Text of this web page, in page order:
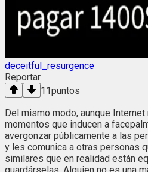
deceitful_resurgence
Reportar
11puntos
Del mismo modo, aunque
momentos que inducen a
avergonzar públicamente a las
y les comunica a otras personas
similares que en realidad están